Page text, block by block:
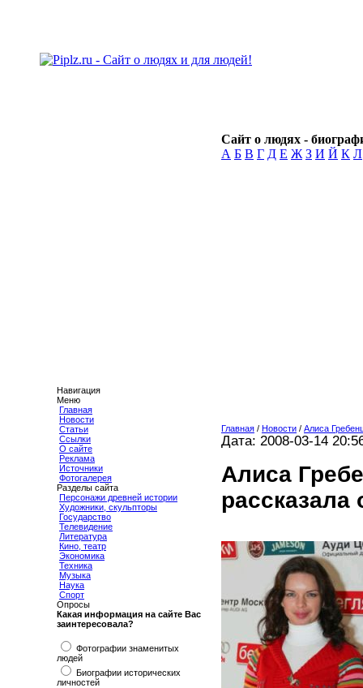
Сайт о людях -
А Б В Г Д Е Ж З И Й К Л
Навигация
Меню
Главная
Новости
Статьи
Ссылки
О сайте
Реклама
Источники
Фотогалерея
Разделы сайта
Персонажи древней истории
Художники, скульпторы
Государство
Телевидение
Литература
Кино, театр
Экономика
Техника
Музыка
Наука
Спорт
Опросы
Какая информация на сайте Вас
заинтересовала?
Фотографии знаменитых
людей
Биографии исторических
личностей
Главная / Новости / Алиса
Дата: 2008-03-14
Алиса
рассказала